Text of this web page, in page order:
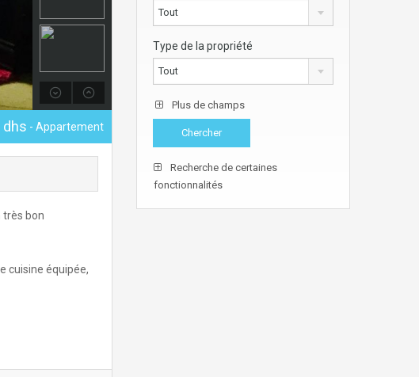
dhs - Appartement
très bon
cuisine équipée,
Tout
Type de la propriété
Tout
Plus de champs
Recherche de certaines
fonctionnalités